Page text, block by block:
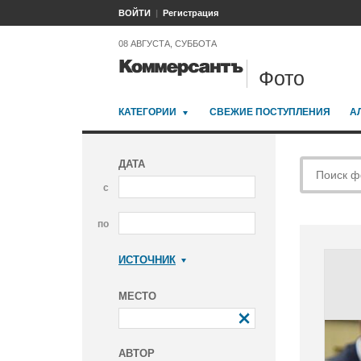
ВОЙТИ Регистрация
08 АВГУСТА, СУББОТА
Фото
КАТЕГОРИИ СВЕЖИЕ ПОСТУПЛЕНИЯ
ДАТА
с
по
ИСТОЧНИК
МЕСТО
АВТОР